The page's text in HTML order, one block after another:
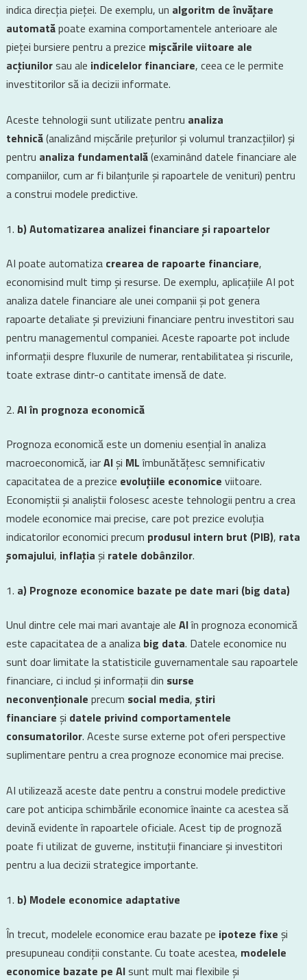
indica direcția pieței. De exemplu, un algoritm de învățare
automatăpoate examina comportamentele anterioare ale
pieței bursiere pentru a prezice mișcările viitoare ale
acțiunilorsau ale indicelelor financiare, ceea ce le permite
investitorilor să ia decizii informate.
Aceste tehnologii sunt utilizate pentru analiza
tehnică(analizând mișcările prețurilor și volumul tranzacțiilor) și
pentru analiza fundamentală(examinând datele financiare ale
companiilor, cum ar fi bilanțurile și rapoartele de venituri) pentru
a construi modele predictive.
b) Automatizarea analizei financiare și rapoartelor
AI poate automatiza crearea de rapoarte financiare,
economisind mult timp și resurse. De exemplu, aplicațiile AI pot
analiza datele financiare ale unei companii și pot genera
rapoarte detaliate și previziuni financiare pentru investitori sau
pentru managementul companiei. Aceste rapoarte pot include
informații despre fluxurile de numerar, rentabilitatea și riscurile,
toate extrase dintr-o cantitate imensă de date.
AI în prognoza economică
Prognoza economică este un domeniu esențial în analiza
macroeconomică, iarAIși MLîmbunătățesc semnificativ
capacitatea de a prezice evoluțiile economice viitoare.
Economiștii și analiștii folosesc aceste tehnologii pentru a crea
modele economice mai precise, care pot prezice evoluția
indicatorilor economici precum produsul intern brut (PIB), rata
șomajului, inflația și ratele dobânzilor.
a) Prognoze economice bazate pe date mari (big data)
Unul dintre cele mai mari avantaje ale AIîn prognoza economică
este capacitatea de a analiza big data. Datele economice nu
sunt doar limitate la statisticile guvernamentale sau rapoartele
financiare, ci includ și informații din surse
neconvenționale precum social media, știri
financiare și datele privind comportamentele
consumatorilor. Aceste surse externe pot oferi perspective
suplimentare pentru a crea prognoze economice mai precise.
AI utilizează aceste date pentru a construi modele predictive
care pot anticipa schimbările economice înainte ca acestea să
devină evidente în rapoartele oficiale. Acest tip de prognoză
poate fi utilizat de guverne, instituții financiare și investitori
pentru a lua decizii strategice importante.
b) Modele economice adaptative
În trecut, modelele economice erau bazate pe ipoteze fixe și
presupuneau condiții constante. Cu toate acestea, modelele
economice bazate pe AIsunt mult mai flexibile și